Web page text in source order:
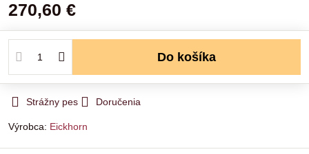
270,60 €
Do košíka
Strážny pes Doručenia
Výrobca: Eickhorn